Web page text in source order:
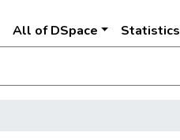
All of DSpace Statistics